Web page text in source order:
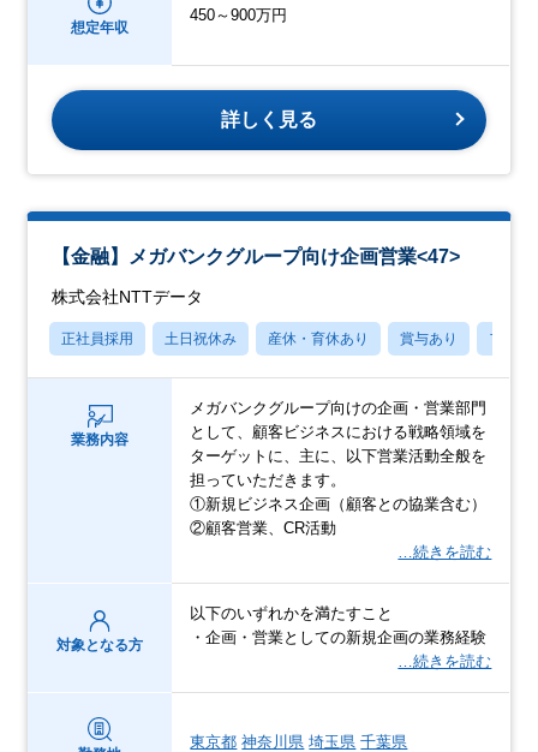
想定年収
450～900万円
詳しく見る
【金融】メガバンクグループ向け企画営業<47>
株式会社NTTデータ
正社員採用 土日祝休み 産休・育休あり 賞与あり フレッ
業務内容
メガバンクグループ向けの企画・営業部門
として、顧客ビジネスにおける戦略領域を
ターゲットに、主に、以下営業活動全般を
担っていただきます。
①新規ビジネス企画（顧客との協業含む）
②顧客営業、CR活動
…続きを読む
対象となる方
以下のいずれかを満たすこと
・企画・営業としての新規企画の業務経験
…続きを読む
東京都 神奈川県 埼玉県 千葉県